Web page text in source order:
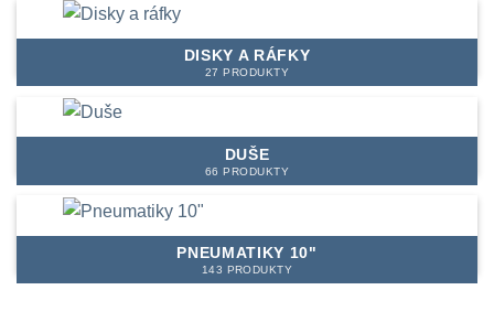
DISKY A RÁFKY
27 PRODUKTY
DUŠE
66 PRODUKTY
PNEUMATIKY 10"
143 PRODUKTY